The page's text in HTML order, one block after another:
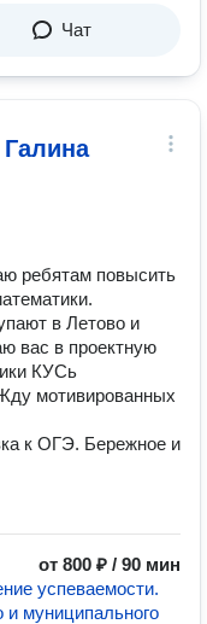
Чат
ребятам повысить
в Летово и
вас в проектную
КУСь
мотивированных
к ОГЭ. Бережное и
от 800 ₽ / 90 мин
успеваемости.
и муниципального